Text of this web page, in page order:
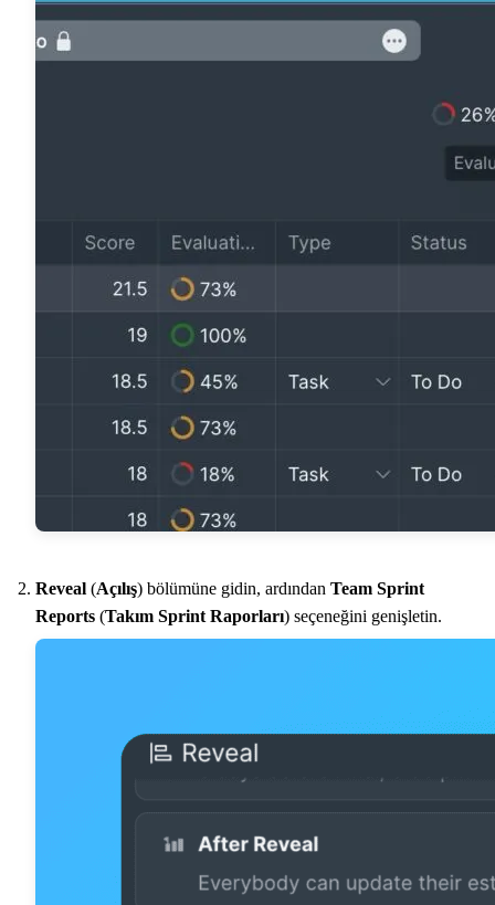
Reveal (Açılış) bölümüne gidin, ardından Team Sprint
Reports (Takım Sprint Raporları) seçeneğini genişletin.